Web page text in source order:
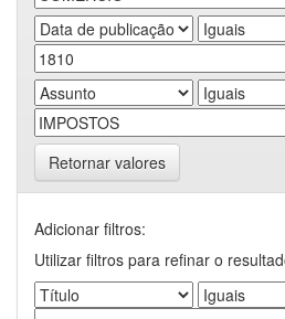
Retornar valores
Adicionar filtros:
Utilizar filtros para refinar o